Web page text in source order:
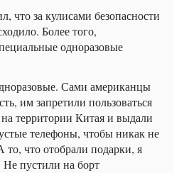
что за кулисами безопасности
Более того,
одноразовые
Сами американцы
им запретили пользоваться
территории Китая и выдали
телефоны, чтобы никак не
то, что отобрали подарки, я
Не пустили на борт